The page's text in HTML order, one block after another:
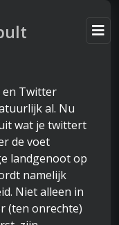
en Twitter
al. Nu
wat je twittert
de voet
landgenoot op
namelijk
Niet alleen in
(ten onrechte)